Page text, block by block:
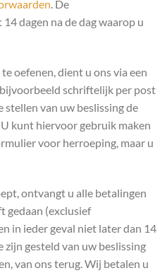
. De
dagen na de dag waarop u
oefenen, dient u ons via een
schriftelijk per post
stellen van uw beslissing de
kunt hiervoor gebruik maken
voor herroeping, maar u
ontvangt u alle betalingen
gedaan (exclusief
in ieder geval niet later dan 14
gesteld van uw beslissing
van ons terug. Wij betalen u